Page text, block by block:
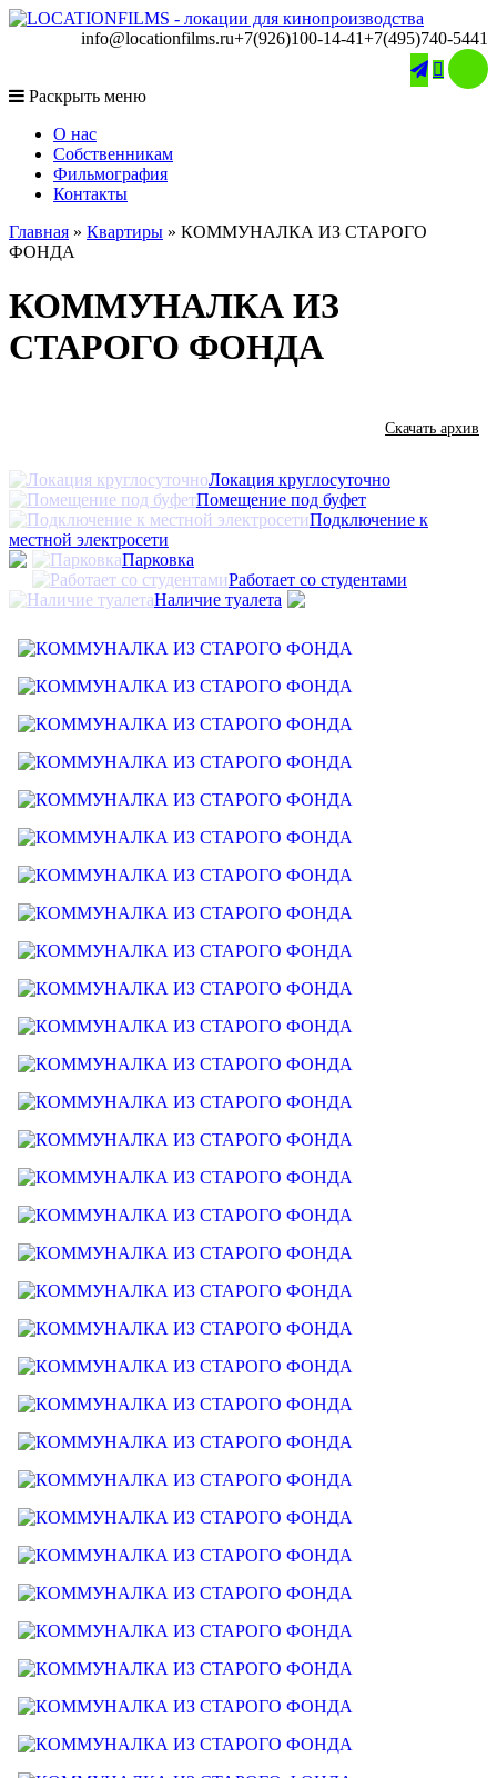
info@locationfilms.ru+7(926)100-14-41+7(495)740-5441

Раскрыть меню
O нас
Собственникам
Фильмография
Контакты
Главная » Квартиры » КОММУНАЛКА ИЗ СТАРОГО
ФОНДА
КОММУНАЛКА ИЗ
СТАРОГО ФОНДА
Скачать архив
Локация круглосуточно
Помещение под буфет
Подключение к
местной электросети
Парковка
Работает со студентами
Наличие туалета